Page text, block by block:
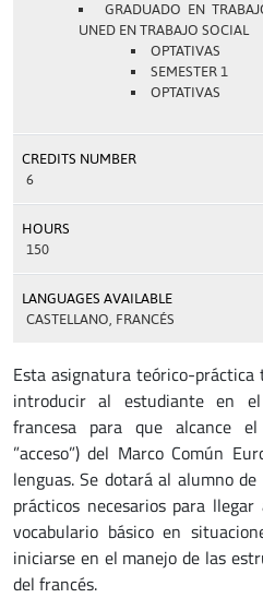
GRADUADO EN
UNED EN TRABAJO SOCIAL
OPTATIVAS
SEMESTER 1
OPTATIVAS
CREDITS NUMBER
6
HOURS
150
LANGUAGES AVAILABLE
CASTELLANO, FRANCÉS
Esta asignatura teórico-
introducir al estudiante en
francesa para que alcance
”acceso”) del Marco Común
lenguas. Se dotará al alumno
prácticos necesarios para
vocabulario básico en
iniciarse en el manejo de las
del francés.